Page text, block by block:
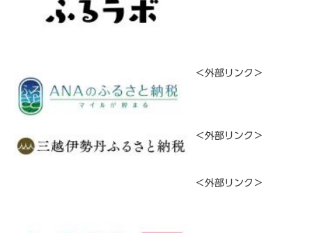
＜外部リンク＞
＜外部リンク＞
＜外部リンク＞